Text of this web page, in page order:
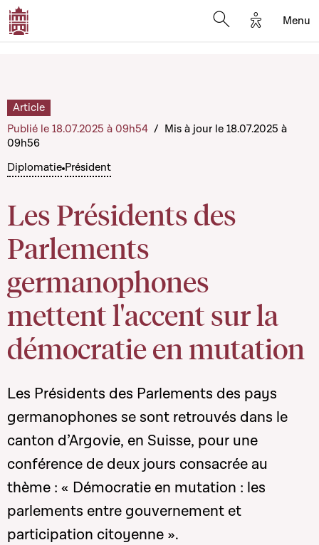
Options
Menu
Diplomatie Président
Les Présidents des
Parlements
germanophones
mettent l'accent sur la
démocratie en mutation
Article
Publié le 18.07.2025 à 09h54 / Mis à jour le 18.07.2025 à
09h56
Les Présidents des Parlements des pays
germanophones se sont retrouvés dans le
canton d’Argovie, en Suisse, pour une
conférence de deux jours consacrée au
thème : « Démocratie en mutation : les
parlements entre gouvernement et
participation citoyenne ».